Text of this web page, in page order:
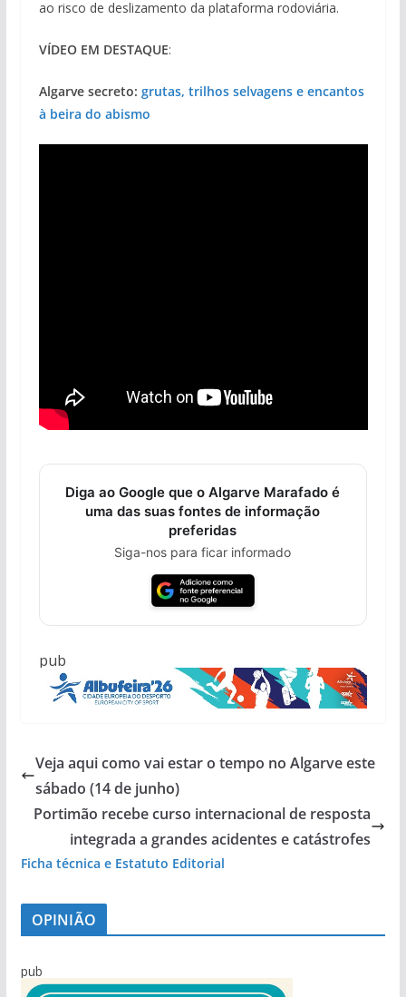
ao risco de deslizamento da plataforma rodoviária.
VÍDEO EM DESTAQUE:
Algarve secreto: grutas, trilhos selvagens e encantos
à beira do abismo
Diga ao Google que o Algarve Marafado é
uma das suas fontes de informação
preferidas
Siga-nos para ficar informado
pub
Veja aqui como vai estar o tempo no Algarve este
sábado (14 de junho)
Portimão recebe curso internacional de resposta
integrada a grandes acidentes e catástrofes
Ficha técnica e Estatuto Editorial
OPINIÃO
pub